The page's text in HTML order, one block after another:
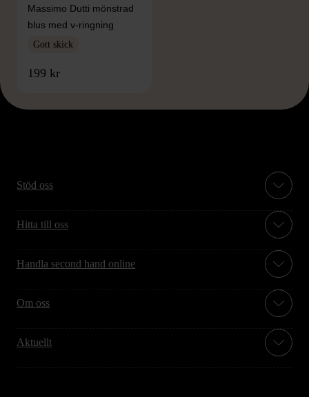
Massimo Dutti mönstrad
blus med v-ringning
Gott skick
199 kr
Stöd oss
Hitta till oss
Handla second hand online
Om oss
Aktuellt